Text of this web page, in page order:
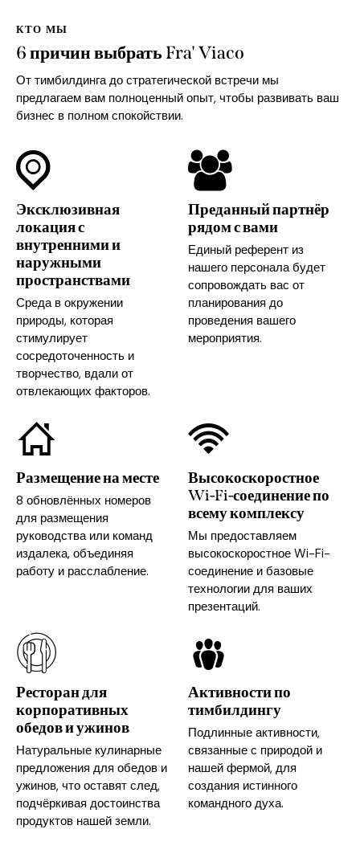
КТО МЫ
6 причин выбрать Fra' Viaco
От тимбилдинга до стратегической встречи мы
предлагаем вам полноценный опыт, чтобы развивать ваш
бизнес в полном спокойствии.
Эксклюзивная
локация с
внутренними и
наружными
пространствами
Среда в окружении
природы, которая
стимулирует
сосредоточенность и
творчество, вдали от
отвлекающих факторов.
Преданный партнёр
рядом с вами
Единый референт из
нашего персонала будет
сопровождать вас от
планирования до
проведения вашего
мероприятия.
Размещение на месте
8 обновлённых номеров
для размещения
руководства или команд
издалека, объединяя
работу и расслабление.
Высокоскоростное
Wi-Fi-соединение по
всему комплексу
Мы предоставляем
высокоскоростное Wi-Fi-
соединение и базовые
технологии для ваших
презентаций.
Ресторан для
корпоративных
обедов и ужинов
Натуральные кулинарные
предложения для обедов и
ужинов, что оставят след,
подчёркивая достоинства
продуктов нашей земли.
Активности по
тимбилдингу
Подлинные активности,
связанные с природой и
нашей фермой, для
создания истинного
командного духа.